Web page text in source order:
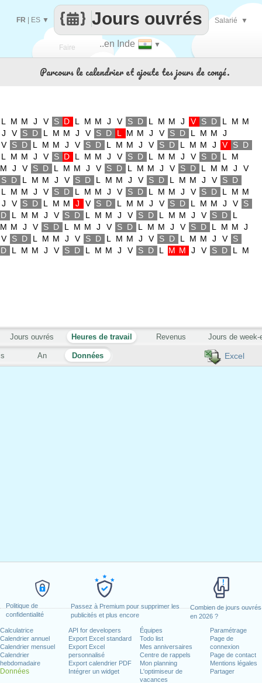
Politique de
confidentialité
Passez à Premium pour supprimer les
publicités et plus encore
Combien de jours ouvrés
en 2026 ?
Calculatrice
Calendrier annuel
Calendrier mensuel
Calendrier
hebdomadaire
Données
API for developers
Export Excel standard
Export Excel
personnalisé
Export calendrier PDF
Intégrer un widget
Équipes
Todo list
Mes anniversaires
Centre de rappels
Mon planning
L'optimiseur de
vacances
Paramétrage
Page de
connexion
Page de contact
Mentions légales
Partager
Faire ..en Inde ▼
Jours ouvrés
FR ES ▼ Salarié ▼
Excel
Parcours le calendrier et ajoute tes jours de congé.
L M M J V S D L M M J V S D L M M J V S D L M M
J
V S D L M M J V S D L M M J V S D L M M
J
V
S D L M M J V S D L M M J V S D L M M J V S D
L
M M J V S D L M M J V S D L M M J V S D L
M
M
J V S D L M M J V S D L M M J V S D L M M J
V
S D L M M J V S D L M M J V S D L M M J V S D
L
M M J V S D L M M J V S D L M M J V S D L M M
J
V S D L M M J V S D L M M J V S D L M M J V
S
D
L M M J V S D L M M J V S D L M M J V S D
L
M M J V S D L M M J V S D L M M J V S D L M M
J
V
S D L M M J V S D L M M J V S D L M M J V
S
D
L M M J V S D L M M J V S D L M M J V S D L M
An Données
Jours ouvrés Heures de travail Revenus Jours de week-